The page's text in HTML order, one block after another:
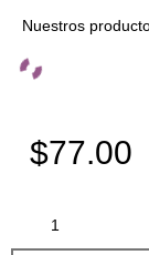
Nuestros
$77.00